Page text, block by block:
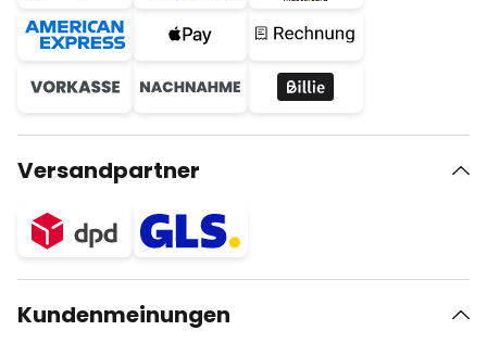
Versandpartner
Kundenmeinungen